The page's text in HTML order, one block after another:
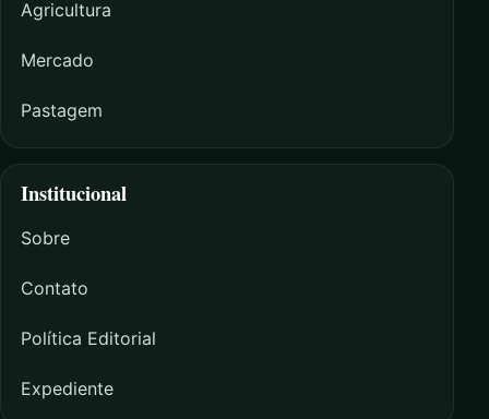
Agricultura
Mercado
Pastagem
Institucional
Sobre
Contato
Política Editorial
Expediente